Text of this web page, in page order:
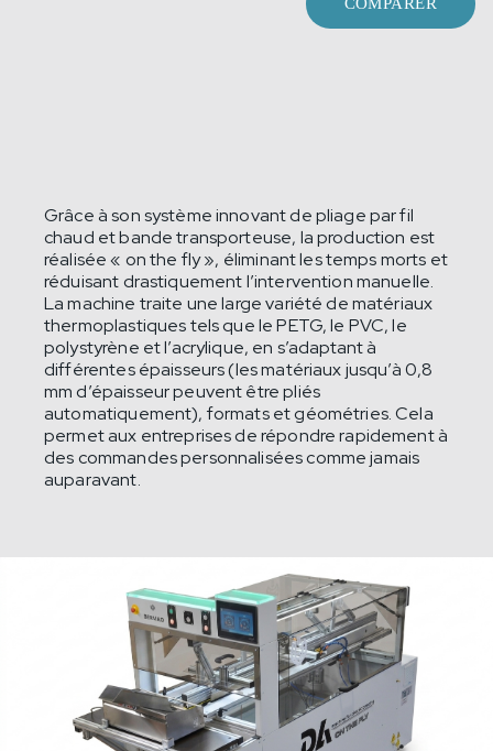
Grâce à son système innovant de pliage par fil
chaud et bande transporteuse, la production est
réalisée « on the fly », éliminant les temps morts et
réduisant drastiquement l’intervention manuelle.
La machine traite une large variété de matériaux
thermoplastiques tels que le PETG, le PVC, le
polystyrène et l’acrylique, en s’adaptant à
différentes épaisseurs (les matériaux jusqu’à 0,8
mm d’épaisseur peuvent être pliés
automatiquement), formats et géométries. Cela
permet aux entreprises de répondre rapidement à
des commandes personnalisées comme jamais
auparavant.